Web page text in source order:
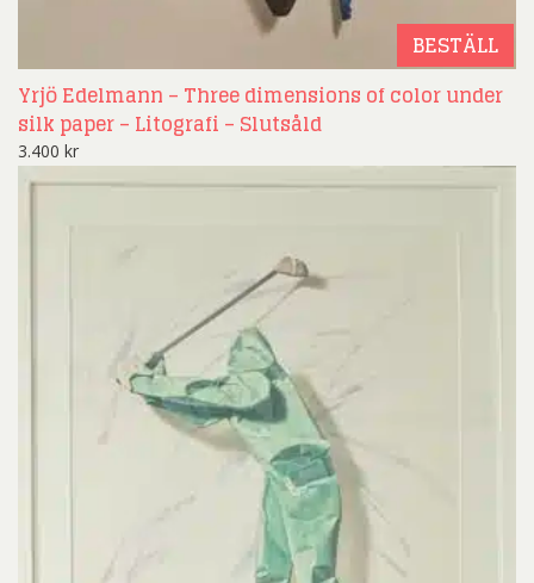
BESTÄLL
Yrjö Edelmann – Three dimensions of color under
silk paper – Litografi – Slutsåld
3.400 kr